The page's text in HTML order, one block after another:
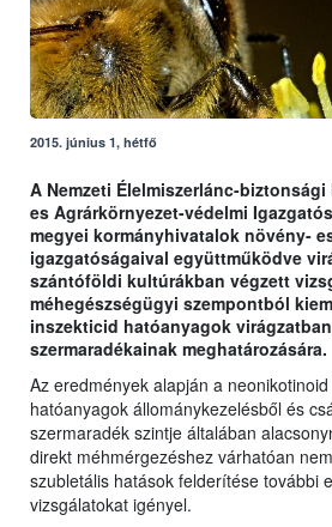
2015. június 1, hétfő
A Nemzeti Élelmiszerlánc-
es Agrárkörnyezet-védelmi
megyei kormányhivatalok növény-
igazgatóságaival együttműködve
szántóföldi kultúrákban végzett
méhegészségügyi szempontból
inszekticid hatóanyagok
szermaradékainak meghatározására.
Az eredmények alapján a
hatóanyagok állománykezelésből és
szermaradék szintje általában
direkt méhmérgezéshez várhatóan
szubletális hatások felderítése további
vizsgálatokat igényel.